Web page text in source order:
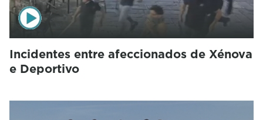
Incidentes entre afeccionados de Xénova
e Deportivo